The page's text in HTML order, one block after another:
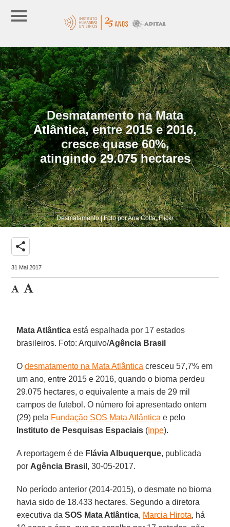
Desmatamento na Mata
Atlântica, entre 2015 e 2016,
cresce quase 60%,
atingindo 29.075 hectares
Desmatamento | Foto por Ana Cotta, Flickr
share
31 Mai 2017
Mata Atlântica está espalhada por 17 estados
brasileiros. Foto: Arquivo/Agência Brasil
Odesmatamento na Mata Atlântica cresceu 57,7% em
um ano, entre 2015 e 2016, quando o bioma perdeu
29.075 hectares, o equivalente a mais de 29 mil
campos de futebol. O número foi apresentado ontem
(29) pela Fundação SOS Mata Atlântica e pelo
Instituto de Pesquisas Espaciais ( Inpe).
A reportagem é de Flávia Albuquerque, publicada
por Agência Brasil , 30-05-2017.
No período anterior (2014-2015), o desmate no bioma
havia sido de 18.433 hectares. Segundo a diretora
executiva daSOS Mata Atlântica, Marcia Hirota, há